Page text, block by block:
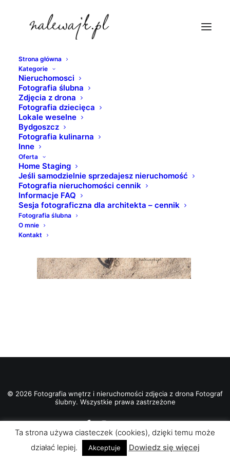
Strona główna
Kategorie
Nieruchomosci
Fotografia ślubna
Zdjęcia z drona
Fotografia dziecięca
Lokale weselne
Bydgoszcz
Fotografia kulinarna
Inne
Oferta
Home Staging
Jeśli samodzielnie sprzedajesz nieruchomość
Fotografia nieruchomości cennik
Informacje FAQ
Sesja fotograficzna dla architekta – cennik
Fotografia ślubna
O mnie
Kontakt
myszka-fotograf-bydgoszcz
Strona Główna
myszka-fotograf-bydgoszcz
© 2026 Fotografia wnętrz i nieruchomości zdjęcia z drona Fotograf
ślubny. Wszystkie prawa zastrzeżone
Ta strona używa ciasteczek (cookies), dzięki temu może
działać lepiej.
Akceptuje Dowiedz się więcej